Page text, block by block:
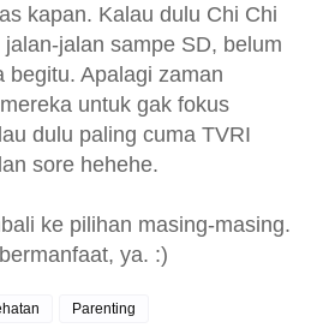
kapan. Kalau dulu Chi Chi
jalan sampe SD, belum
begitu. Apalagi zaman
untuk gak fokus
dulu paling cuma TVRI
sore hehehe.
ke pilihan masing-masing.
ya. :)
Parenting